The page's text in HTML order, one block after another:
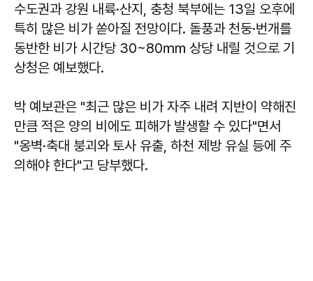
수도권과 강원 내륙·산지, 충청 북부에는 13일 오후에
특히 많은 비가 쏟아질 전망이다. 돌풍과 천둥·번개를
동반한 비가 시간당 30~80㎜ 상당 내릴 것으로 기
상청은 예보했다.
박 예보관은 "최근 많은 비가 자주 내려 지반이 약해진
만큼 적은 양의 비에도 피해가 발생할 수 있다"면서
"옹벽·축대 붕괴와 토사 유출, 하천 제방 유실 등에 주
의해야 한다"고 당부했다.